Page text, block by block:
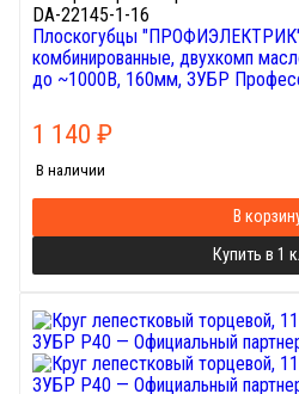
DA-22145-1-16
Плоскогубцы
комбинированные, двухкомп
до ~1000В, 160мм, ЗУБР
1 140 ₽
В наличии
В
Купить в 1